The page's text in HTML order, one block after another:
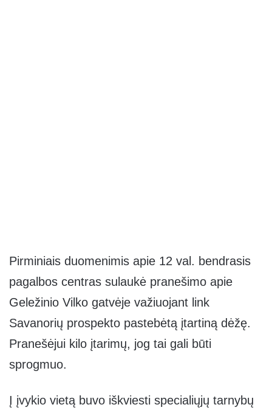
Pirminiais duomenimis apie 12 val. bendrasis
pagalbos centras sulaukė pranešimo apie
Geležinio Vilko gatvėje važiuojant link
Savanorių prospekto pastebėtą įtartiną dėžę.
Pranešėjui kilo įtarimų, jog tai gali būti
sprogmuo.
Į įvykio vietą buvo iškviesti specialiųjų tarnybų